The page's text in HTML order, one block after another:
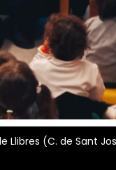
Llibres (C. de Sant